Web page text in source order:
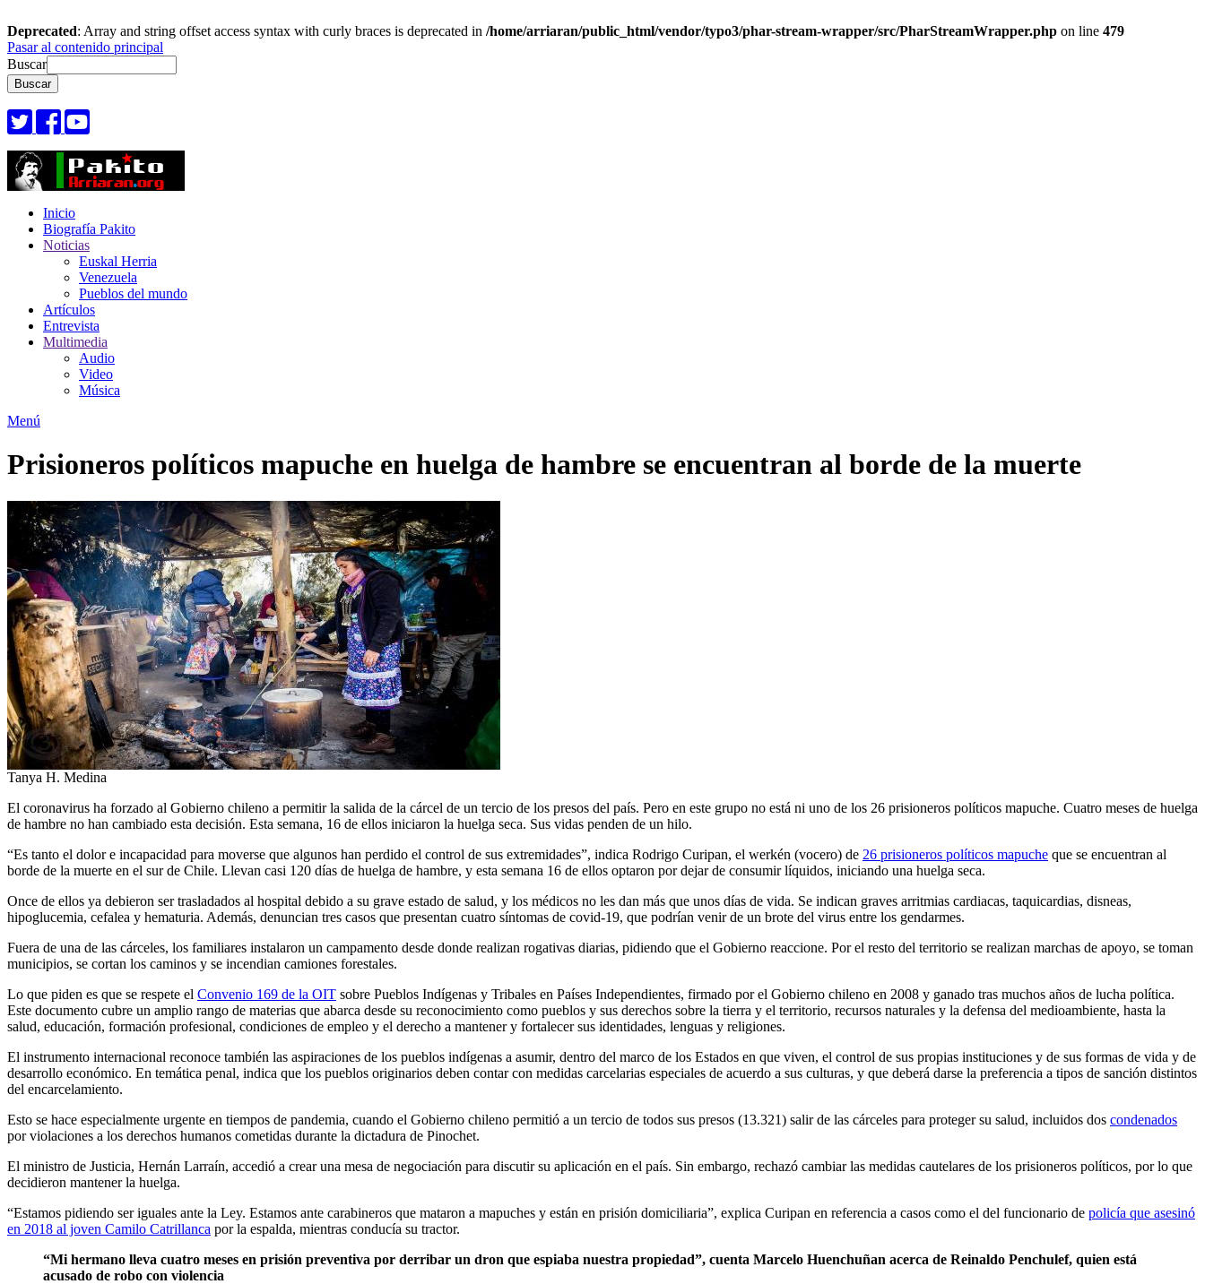
Deprecated: Array and string offset access syntax with curly braces is deprecated in /home/arriaran/public_html/vendor/typo3/phar-stream-wrapper/src/PharStreamWrapper.php on line 479
Pasar al contenido principal
Buscar
Inicio
Biografía Pakito
Noticias
Euskal Herria
Venezuela
Pueblos del mundo
Artículos
Entrevista
Multimedia
Audio
Video
Música
Menú
Prisioneros políticos mapuche en huelga de hambre se encuentran al borde de la muerte
Tanya H. Medina
El coronavirus ha forzado al Gobierno chileno a permitir la salida de la cárcel de un tercio de los presos del país. Pero en este grupo no está ni uno de los 26 prisioneros políticos mapuche. Cuatro meses de huelga
de hambre no han cambiado esta decisión. Esta semana, 16 de ellos iniciaron la huelga seca. Sus vidas penden de un hilo.
“Es tanto el dolor e incapacidad para moverse que algunos han perdido el control de sus extremidades”, indica Rodrigo Curipan, el werkén (vocero) de 26 prisioneros políticos mapuche que se encuentran al
borde de la muerte en el sur de Chile. Llevan casi 120 días de huelga de hambre, y esta semana 16 de ellos optaron por dejar de consumir líquidos, iniciando una huelga seca.
Once de ellos ya debieron ser trasladados al hospital debido a su grave estado de salud, y los médicos no les dan más que unos días de vida. Se indican graves arritmias cardiacas, taquicardias, disneas,
hipoglucemia, cefalea y hematuria. Además, denuncian tres casos que presentan cuatro síntomas de covid-19, que podrían venir de un brote del virus entre los gendarmes.
Fuera de una de las cárceles, los familiares instalaron un campamento desde donde realizan rogativas diarias, pidiendo que el Gobierno reaccione. Por el resto del territorio se realizan marchas de apoyo, se toman
municipios, se cortan los caminos y se incendian camiones forestales.
Lo que piden es que se respete el Convenio 169 de la OIT sobre Pueblos Indígenas y Tribales en Países Independientes, firmado por el Gobierno chileno en 2008 y ganado tras muchos años de lucha política.
Este documento cubre un amplio rango de materias que abarca desde su reconocimiento como pueblos y sus derechos sobre la tierra y el territorio, recursos naturales y la defensa del medioambiente, hasta la
salud, educación, formación profesional, condiciones de empleo y el derecho a mantener y fortalecer sus identidades, lenguas y religiones.
El instrumento internacional reconoce también las aspiraciones de los pueblos indígenas a asumir, dentro del marco de los Estados en que viven, el control de sus propias instituciones y de sus formas de vida y de
desarrollo económico. En temática penal, indica que los pueblos originarios deben contar con medidas carcelarias especiales de acuerdo a sus culturas, y que deberá darse la preferencia a tipos de sanción distintos
del encarcelamiento.
Esto se hace especialmente urgente en tiempos de pandemia, cuando el Gobierno chileno permitió a un tercio de todos sus presos (13.321) salir de las cárceles para proteger su salud, incluidos dos condenados
por violaciones a los derechos humanos cometidas durante la dictadura de Pinochet.
El ministro de Justicia, Hernán Larraín, accedió a crear una mesa de negociación para discutir su aplicación en el país. Sin embargo, rechazó cambiar las medidas cautelares de los prisioneros políticos, por lo que
decidieron mantener la huelga.
“Estamos pidiendo ser iguales ante la Ley. Estamos ante carabineros que mataron a mapuches y están en prisión domiciliaria”, explica Curipan en referencia a casos como el del funcionario de policía que asesinó
en 2018 al joven Camilo Catrillanca por la espalda, mientras conducía su tractor.
“Mi hermano lleva cuatro meses en prisión preventiva por derribar un dron que espiaba nuestra propiedad”, cuenta Marcelo Huenchuñan acerca de Reinaldo Penchulef, quien está
acusado de robo con violencia